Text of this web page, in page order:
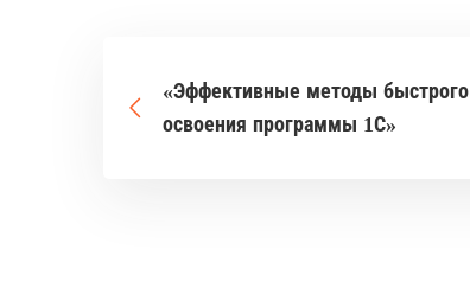
«Эффективные методы быстрого
освоения программы 1С»